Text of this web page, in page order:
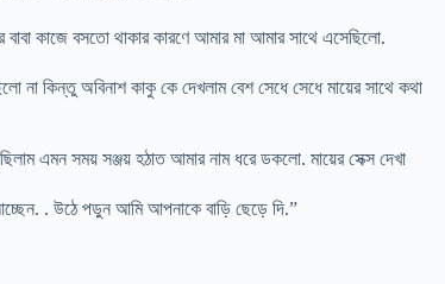
কাজে বসতো থাকার কারণে আমার মা আমার সাথে এসেছিলো.
না কিন্তু অবিনাশ কাকু কে দেখলাম বেশ সেধে সেধে মায়ের সাথে কথা
এমন সময় সঞ্জয় হঠাত আমার নাম ধরে ডকলো. মায়ের সেক্স দেখা
আচ্ছেন. . উঠে পড়ুন আমি আপনাকে বাড়ি ছেড়ে দি.”